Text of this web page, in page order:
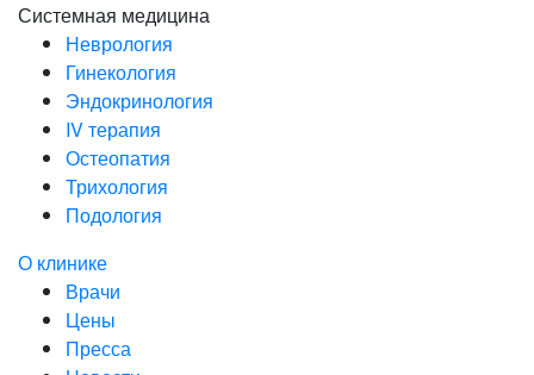
Системная медицина
Неврология
Гинекология
Эндокринология
IV терапия
Остеопатия
Трихология
Подология
О клинике
Врачи
Цены
Пресса